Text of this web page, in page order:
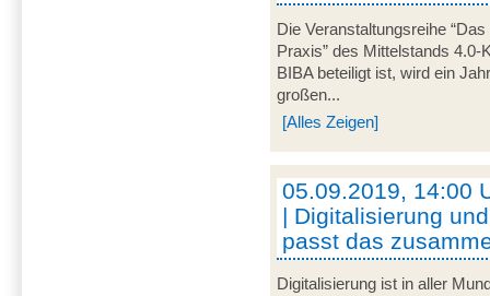
Die Veranstaltungsreihe
Praxis” des Mittelstands
BIBA beteiligt ist, wird ein
großen...
[Alles Zeigen]
05.09.2019, 14:00
| Digitalisierung
passt das
Digitalisierung ist in aller